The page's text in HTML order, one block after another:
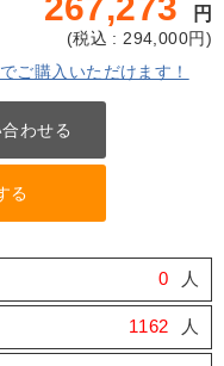
円
(税込 : 294,000円)
ご購入いただけます！
わせる
る
0 人
1162 人